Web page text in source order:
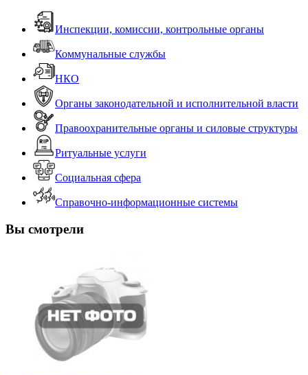
Инспекции, комиссии, контрольные органы
Коммунальные службы
НКО
Органы законодательной и исполнительной власти
Правоохранительные органы и силовые структуры
Ритуальные услуги
Социальная сфера
Справочно-информационные системы
Вы смотрели